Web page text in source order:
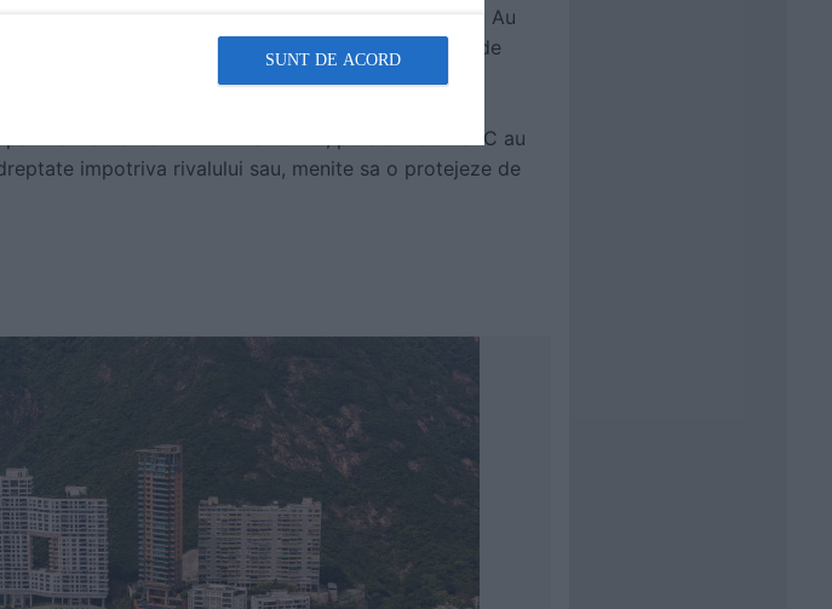
gauri prin care se scurge bogatia Hong Kong-ului. Au
zona, ba chiar si pentru o cazatura urata suferita de
finalizarea Bank of China Tower, pe cladirea HSBC au
impotriva rivalului sau, menite sa o protejeze de
SUNT DE ACORD